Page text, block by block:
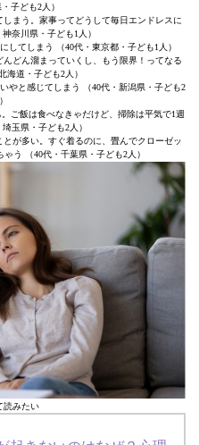
子ども2人）
まう。家事ってどうして毎日エンドレスに
奈川県・子ども1人）
してしまう （40代・東京都・子ども1人）
どん溜まっていくし、もう限界！ってなる
海道・子ども2人）
やと感じてしまう （40代・新潟県・子ども2
ご飯は食べなきゃだけど、掃除は平気で1週
玉県・子ども2人）
が多い。すぐ着るのに、畳んでクローゼッ
う （40代・千葉県・子ども2人）
読みたい